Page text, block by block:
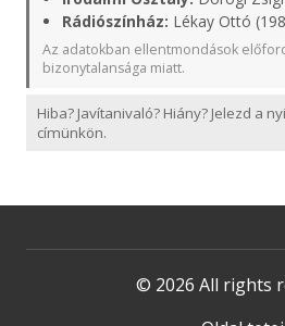
Rádiószínház: Lékay Ottó
Az adatokban ellentmondások
bizonytalansága miatt.
Hiba? Javítanivaló? Hiány? Jelezd a
címünkön.
© 2026 All rights